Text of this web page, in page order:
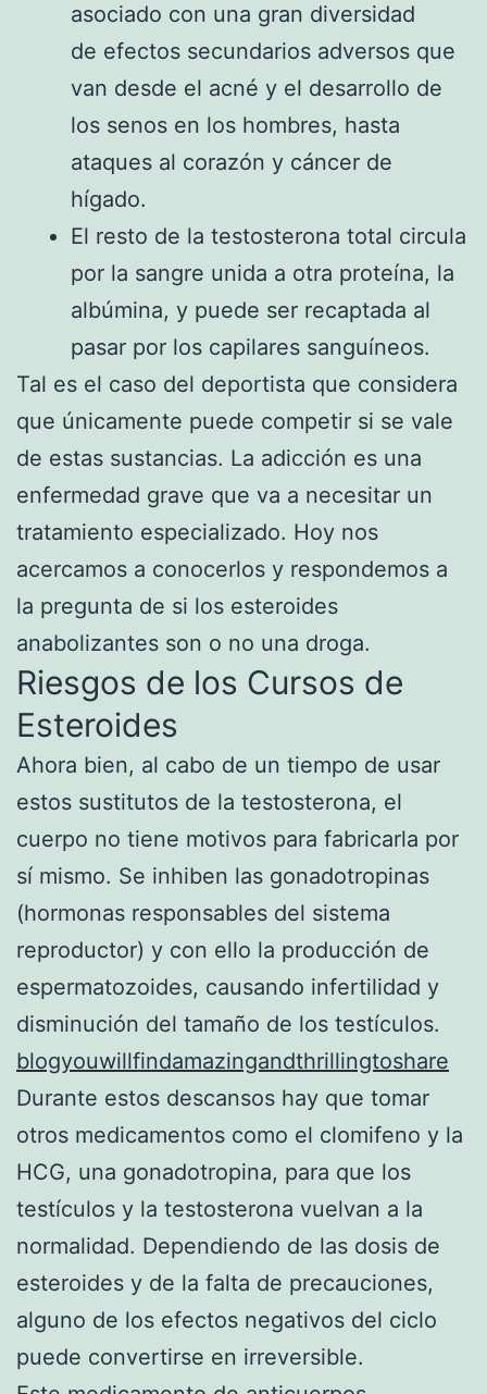
asociado con una gran diversidad
de efectos secundarios adversos que
van desde el acné y el desarrollo de
los senos en los hombres, hasta
ataques al corazón y cáncer de
hígado.
El resto de la testosterona total circula
por la sangre unida a otra proteína, la
albúmina, y puede ser recaptada al
pasar por los capilares sanguíneos.
Tal es el caso del deportista que considera
que únicamente puede competir si se vale
de estas sustancias. La adicción es una
enfermedad grave que va a necesitar un
tratamiento especializado. Hoy nos
acercamos a conocerlos y respondemos a
la pregunta de si los esteroides
anabolizantes son o no una droga.
Riesgos de los Cursos de
Esteroides
Ahora bien, al cabo de un tiempo de usar
estos sustitutos de la testosterona, el
cuerpo no tiene motivos para fabricarla por
sí mismo. Se inhiben las gonadotropinas
(hormonas responsables del sistema
reproductor) y con ello la producción de
espermatozoides, causando infertilidad y
disminución del tamaño de los testículos.
blogyouwillfindamazingandthrillingtoshare
Durante estos descansos hay que tomar
otros medicamentos como el clomifeno y la
HCG, una gonadotropina, para que los
testículos y la testosterona vuelvan a la
normalidad. Dependiendo de las dosis de
esteroides y de la falta de precauciones,
alguno de los efectos negativos del ciclo
puede convertirse en irreversible.